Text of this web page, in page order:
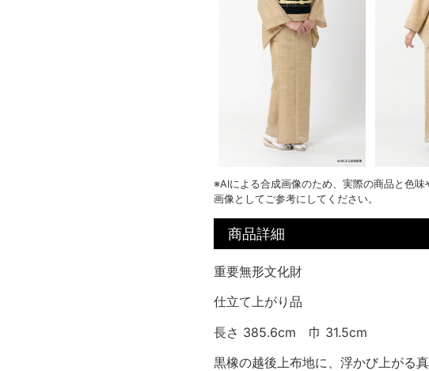
※AIによる合成画像のため、実際の商品と色
画像としてご参考にしてください。
商品詳細
重要無形文化財
仕立て上がり品
長さ 385.6cm 巾 31.5cm
黒橡の越後上布地に、浮かび上がる